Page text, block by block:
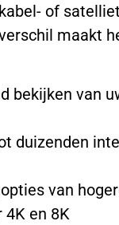
of
maakt
bekijken van
duizenden
van
4K en 8K